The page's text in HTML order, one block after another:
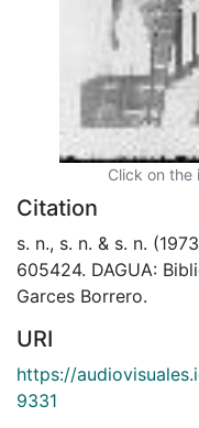
Click on the
Citation
s. n., s. n. & s. n.
605424. DAGUA:
Garces Borrero.
URI
https://
9331